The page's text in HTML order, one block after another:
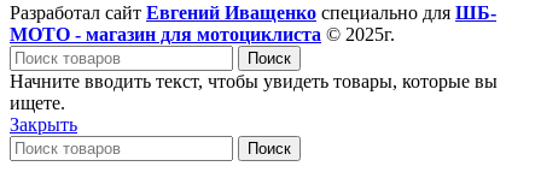
Разработал сайт Евгений Иващенко специально для ШБ-
МОТО - магазин для мотоциклиста © 2025г.
Поиск
Начните вводить текст, чтобы увидеть товары, которые вы
ищете.
Закрыть
Поиск